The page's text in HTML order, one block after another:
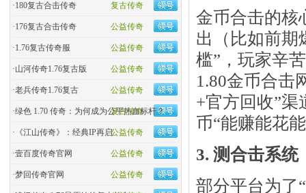
复古传奇
·180复古合击传奇
公益传奇
·176复古合击传奇
公益传奇
·1.76复古传奇服
公益传奇
·山河传奇1.76复古版
公益传奇
·老兵传奇1.76复古
复古传奇
·绿色 1.70 传奇：为何成为公平热血标杆？
公益传奇
· 《江山传奇》：经典IP再启
公益传奇
·壹百度传奇官网
公益传奇
·梦回传奇官网
金币合击的核
出（比如前期
槛”，玩家辛
1.80金币合击
+官方回收”
币“能赚能花
3. 测合击系统
部分平台为了